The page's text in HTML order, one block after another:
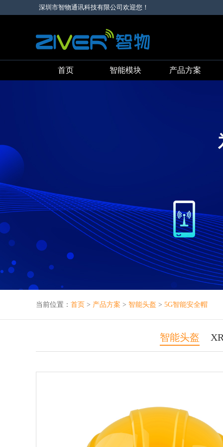
深圳市智物通讯科技有限公司欢迎您！
首页 智能模块 产品方案
当前位置： 首页 > 产品方案 > 智能头盔 > 5G智能安全帽
智能头盔